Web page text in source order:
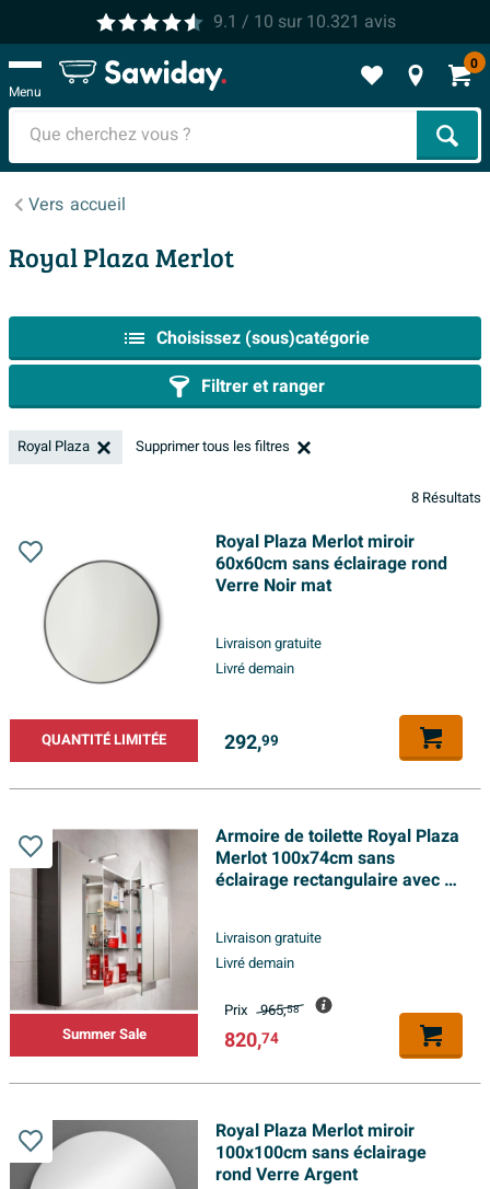
9.1 / 10 sur 10.321 avis
Menu
0
Vers accueil
Royal Plaza Merlot
Choisissez (sous)catégorie
Filtrer et ranger
Royal Plaza Supprimer tous les filtres
8 Résultats
QUANTITÉ LIMITÉE
Royal Plaza Merlot miroir
60x60cm sans éclairage rond
Verre Noir mat
Livraison gratuite
Livré demain
292,99
Summer Sale
Armoire de toilette Royal Plaza
Merlot 100x74cm sans
éclairage rectangulaire avec 2
Livraison gratuite
Livré demain
Prix 965,58
820,74
Royal Plaza Merlot miroir
100x100cm sans éclairage
rond Verre Argent